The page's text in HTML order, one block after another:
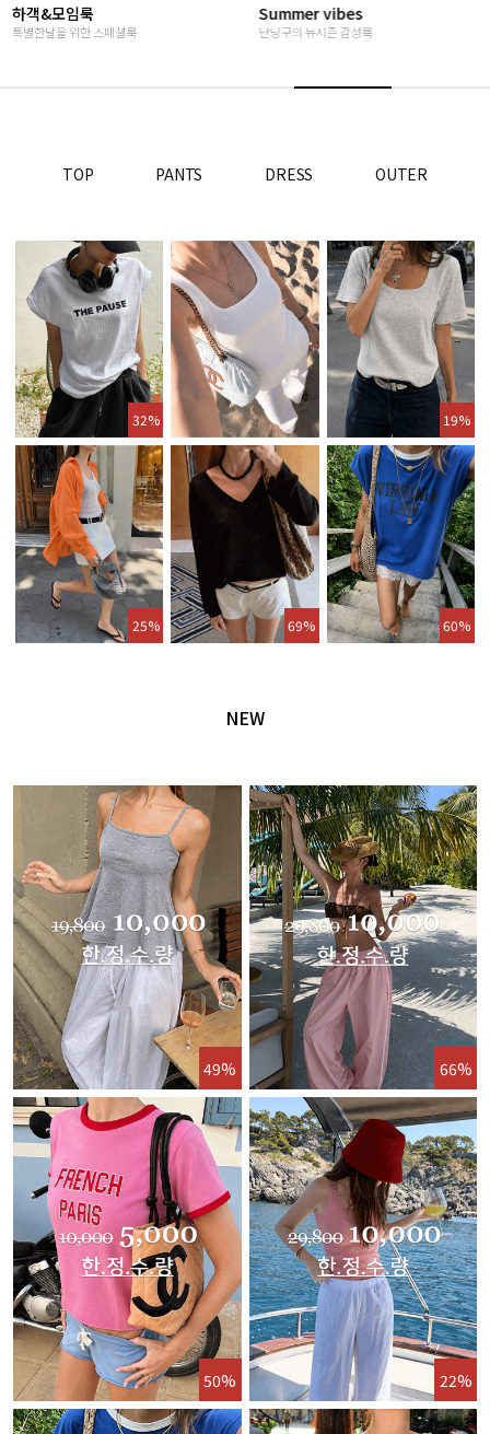
Summer vibes
난닝구의 뉴시즌 감성룩
베스트재진행
고객님들이 인정해주신 Steady seller
TOP PANTS DRESS OUTER
32% 19%
25% 69% 60%
NEW
49% 66%
50% 22%